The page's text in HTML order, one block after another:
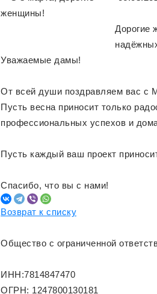
Дорогие
Уважаемые дамы!
От всей души поздравляем вас с
Пусть весна приносит только
профессиональных успехов и
Пусть каждый ваш проект
Спасибо, что вы с нами!
Возврат к списку
Общество с ограниченной
ИНН:7814847470
ОГРН: 1247800130181